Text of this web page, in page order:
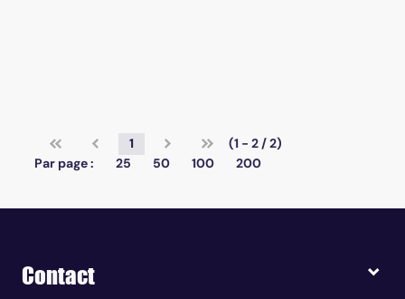
1
(1 - 2 / 2)
Par page :
25 50 100 200
Contact